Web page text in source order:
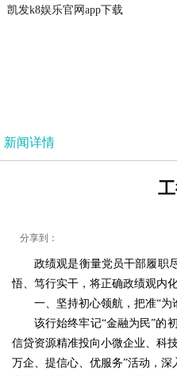
凯发k8娱乐官网app下载
凯发k8娱乐官网app下载
新闻详情
分享到：
政绩观是衡量党员干部履职
悟、笃行实干，将正确政绩观内
一、坚持初心领航，把准“为
该行始终牢记“金融为民”的
信贷资源精准投向小微企业、科
万企、提信心、优服务”活动，